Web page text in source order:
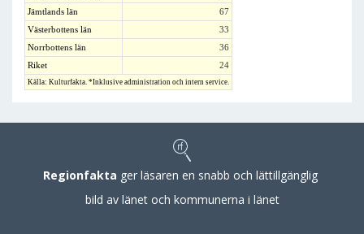
Jämtlands län
67
Västerbottens län
33
Norrbottens län
36
Riket
24
Källa: Kulturfakta. *Inklusive administration och intern service.
Regionfakta ger läsaren en snabb och lättillgänglig
bild av länet och kommunerna i länet